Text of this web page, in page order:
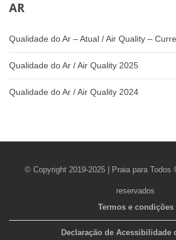
AR
Qualidade do Ar – Atual / Air Quality –
Qualidade do Ar / Air Quality 2025
Qualidade do Ar / Air Quality 2024
© Copyright 2019-2025 | Praia para Todos
reservados
Termos e condições
Declaração de Acessibilidade